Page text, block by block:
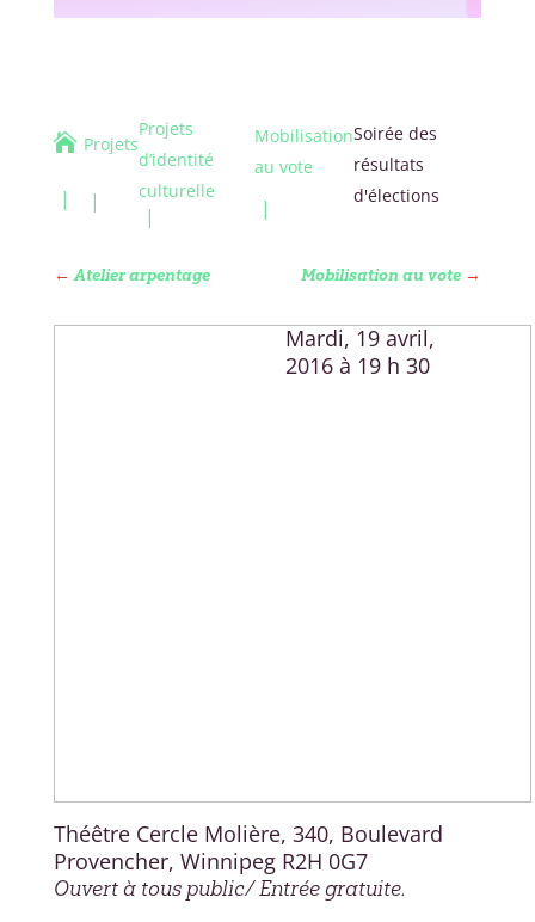
 Projets
Projets
d’identité
culturelle
Mobilisation
au vote
Soirée des
résultats
d'élections
←Atelier arpentage Mobilisation au vote →
Mardi, 19 avril,
2016 à 19 h 30
Théêtre Cercle Molière, 340, Boulevard
Provencher, Winnipeg R2H 0G7
Ouvert à tous public/ Entrée gratuite.